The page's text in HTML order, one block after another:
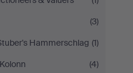
(3)
Hammerschlag (1)
(4)